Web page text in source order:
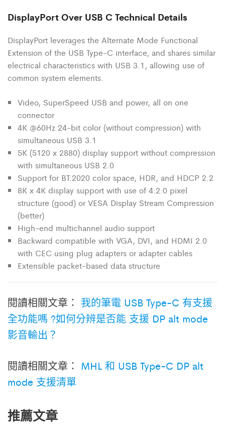
DisplayPort Over USB C Technical Details
DisplayPort leverages the Alternate Mode Functional
Extension of the USB Type-C interface, and shares similar
electrical characteristics with USB 3.1, allowing use of
common system elements.
Video, SuperSpeed USB and power, all on one
connector
4K @60Hz 24-bit color (without compression) with
simultaneous USB 3.1
5K (5120 x 2880) display support without compression
with simultaneous USB 2.0
Support for BT.2020 color space, HDR, and HDCP 2.2
8K x 4K display support with use of 4:2:0 pixel
structure (good) or VESA Display Stream Compression
(better)
High-end multichannel audio support
Backward compatible with VGA, DVI, and HDMI 2.0
with CEC using plug adapters or adapter cables
Extensible packet-based data structure
閱讀相關文章： 我的筆電 USB Type-C 有支援
全功能嗎 ?如何分辨是否能 支援 DP alt mode
影音輸出？
閱讀相關文章： MHL 和 USB Type-C DP alt
mode 支援清單
推薦文章